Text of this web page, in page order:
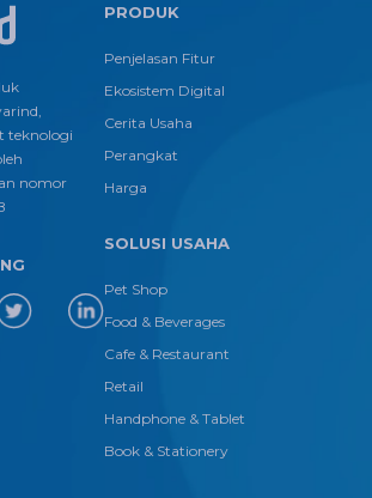
teknologi
nomor
PRODUK
Penjelasan Fitur
Ekosistem Digital
Cerita Usaha
Perangkat
Harga
SOLUSI USAHA
Pet Shop
Food & Beverages
Cafe & Restaurant
Retail
Handphone & Tablet
Book & Stationery